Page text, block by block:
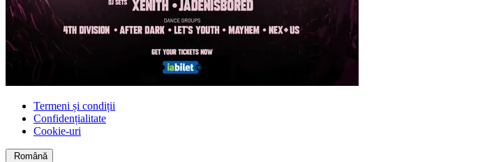
Termeni și condiții
Confidențialitate
Cookie-uri
Română